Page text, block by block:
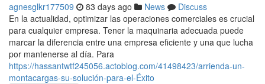
agnesglkr177509 83 days ago News
Discuss
En la actualidad, optimizar las operaciones comerciales es crucial
para cualquier empresa. Tener la maquinaria adecuada puede
marcar la diferencia entre una empresa eficiente y una que lucha
por mantenerse al día. Para
https://hassantwtf245056.actoblog.com/41498423/arrienda-un-
montacargas-su-solución-para-el-Éxito